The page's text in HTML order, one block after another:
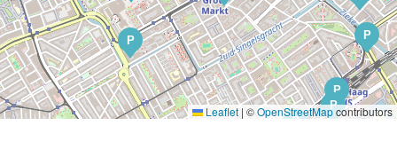
P P
P
P
P
P
Leaflet | ©OpenStreetMapcontributors